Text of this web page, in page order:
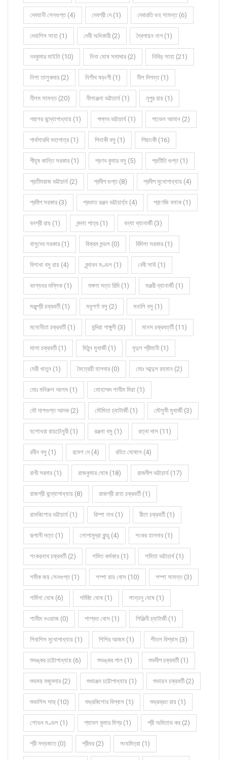
দেবযানী সেনগুপ্ত (4) দেবশ্রী দে (1) দেবারতি গুহ সামন্ত (6)
দেবাশিস সাহা (1) দেবী অধিকারী (2) দ্বৈপায়ন নাগ (1)
নবকুমার মাইতি (10) নিনা ঘোষ সমাদ্দার (2) নিবিড় সাহা (21)
নিশা তালুকদার (2) নিশীথ ষড়ংগী (1) নীল দিগন্ত (1)
নীলম সামন্ত (20) নীলাঞ্জনা ভট্টাচার্য (1) নূপুর রায় (1)
পরাশর বন্দ্যোপাধ্যায় (1) পল্লব ভট্টাচার্য (1) পাভেল আমান (2)
পার্থসারথি মহাপাত্র (1) পিনাকী বসু (1) পিয়াংকী (16)
পীযূষ কান্তি সরকার (1) প্রণব কুমার বসু (5) প্রতীতি গুপ্ত (1)
প্রতীমরাজ ভট্টাচার্য (2) প্রদীপ গুপ্ত (8) প্রদীপ মুখোপাধ্যায় (4)
প্রদীপ সরকার (3) প্রভাত রঞ্জন ভট্টাচার্য্য (4) প্রাণজি বসাক (1)
বনশ্রী রায় (1) বন্দনা পাত্র (1) বন্যা ব্যানার্জী (3)
বাসুদেব সরকার (1) বিক্রম মন্ডল (0) বিদিশা সরকার (1)
বিশাখা বসু রায় (4) বৃন্দাবন মণ্ডল (1) বেবী সাউ (1)
ভাগ্যধর মল্লিক (1) মঙ্গলা দত্ত রিমি (1) মঞ্জরী ব্যানার্জী (1)
মঞ্জুশ্রী চক্রবর্তী (1) মধুপর্ণা বসু (2) মনালি বসু (1)
মনোনীতা চক্রবর্তী (1) মন্দিরা গাঙ্গুলী (3) মানস চক্রবর্ত্তী (11)
মালা চক্রবর্তী (1) মিঠুন মুখার্জী (1) মৃদুল শ্রীমানী (1)
মেরী খাতুন (1) মৈত্রেয়ী হালদার (0) মোঃ আব্দুল রহমান (2)
মোঃ মনিরুল আলম (1) মোহাম্মদ শামীম মিয়া (1)
মৌ দাশগুপ্ত আদক (2) মৌমিতা চ্যাটার্জী (1) মৌসুমী মুখার্জী (3)
যশোধরা রায়চৌধুরী (1) রঞ্জনা বসু (1) রত্না দাস (11)
রবীন বসু (1) রমেশ দে (4) রহিত ঘোষাল (4)
রাখী সরদার (1) রাজকুমার ঘোষ (18) রাজদীপ ভট্টাচার্য (17)
রাজশ্রী বন্দ্যোপাধ্যায় (8) রাজশ্রী রাহা চক্রবর্তী (1)
রামকিশোর ভট্টাচার্য (1) রিম্পা নাথ (1) রীতা চক্রবর্তী (1)
রূপালী দত্ত (1) লোপামুদ্রা কুন্ডু (4) শংকর হালদার (1)
শংকরনাথ চক্রবর্তী (2) শমিত কর্মকার (1) শমিতা ভট্টাচার্য (1)
শমীক জয় সেনগুপ্ত (1) শম্পা রায় বোস (10) শম্পা সামন্ত (3)
শর্মিলা ঘোষ (6) শর্মিষ্ঠা ঘোষ (1) শান্তনু ঘোষ (1)
শামীম নওয়াজ (0) শাশ্বত বোস (1) শিঞ্জিনী চ্যাটার্জী (1)
শিবাশিস মুখোপাধ্যায় (1) শিশির আজম (1) শীতল বিশ্বাস (3)
শুভঙ্কর চট্টোপাধ্যায় (6) শুভঙ্কর পাল (1) শুভদীপ চক্রবর্তী (1)
শুভময় মজুমদার (2) শুভাঞ্জন চট্টোপাধ্যায় (1) শুভায়ন চক্রবর্তী (2)
শুভাশিস সাহু (10) শুভ্রকিশোর বিশ্বাস (1) শুভ্রব্রত রায় (1)
শোভন মণ্ডল (1) শ্যামল কুমার মিশ্র (1) শ্রী অমিতাভ কর (2)
শ্রী সদ্যজাত (0) শ্রীধর (2) সংঘমিত্রা (1)